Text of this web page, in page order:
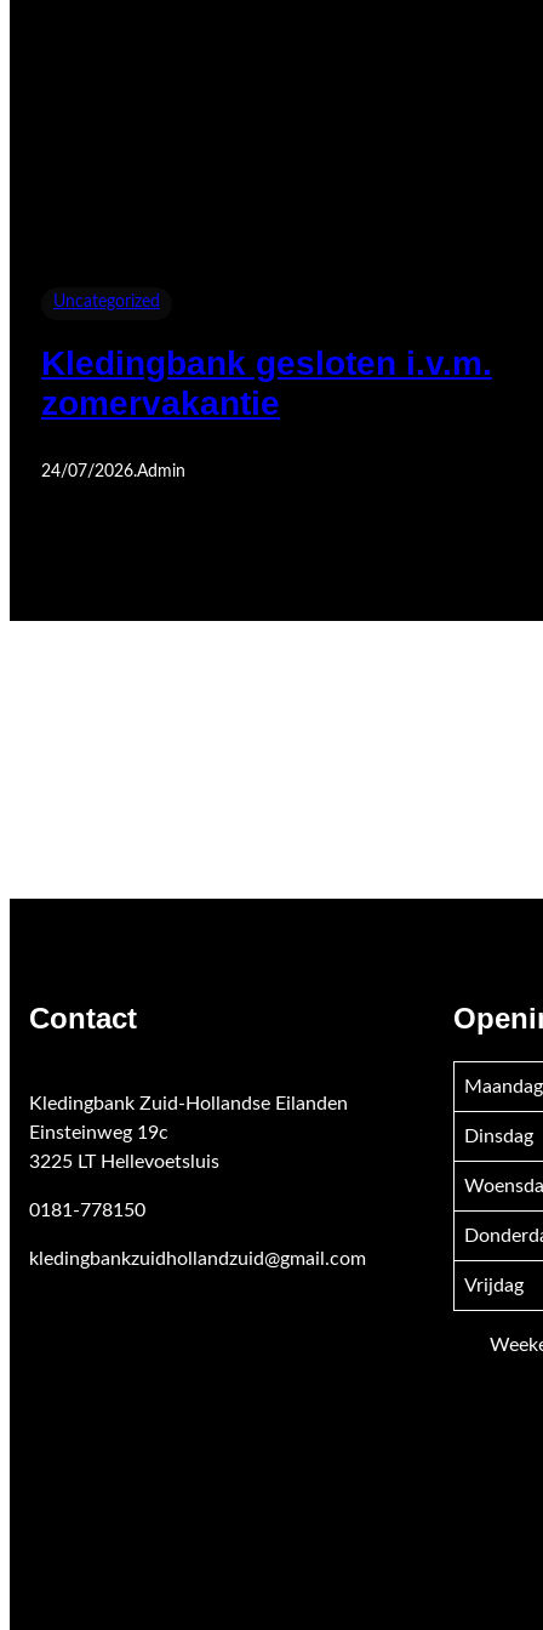
Uncategorized
Kledingbank gesloten i.v.m.
zomervakantie
24/07/2026.Admin
Contact
Kledingbank Zuid-Hollandse Eilanden
Einsteinweg 19c
3225 LT Hellevoetsluis
0181-778150
kledingbankzuidhollandzuid@gmail.com
Maandag
Dinsdag
Vrijdag